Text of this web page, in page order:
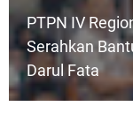
PTPN IV
Serahkan
Darul Fata